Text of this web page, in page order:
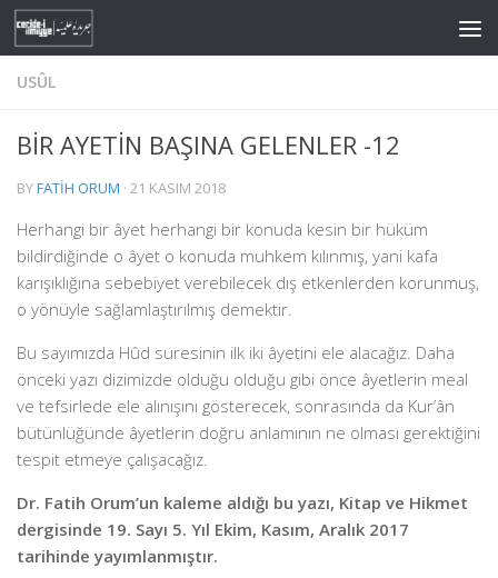
Skip to content
USÛL
BİR AYETİN BAŞINA GELENLER -12
BYFATIH ORUM · 21 KASIM 2018
Herhangi bir âyet herhangi bir konuda kesin bir hüküm
bildirdiğinde o âyet o konuda muhkem kılınmış, yani kafa
karışıklığına sebebiyet verebilecek dış etkenlerden korunmuş,
o yönüyle sağlamlaştırılmış demektir.
Bu sayımızda Hûd suresinin ilk iki âyetini ele alacağız. Daha
önceki yazı dizimizde olduğu olduğu gibi önce âyetlerin meal
ve tefsirlede ele alınışını gösterecek, sonrasında da Kur’ân
bütünlüğünde âyetlerin doğru anlamının ne olması gerektiğini
tespit etmeye çalışacağız.
Dr. Fatih Orum’un kaleme aldığı bu yazı, Kitap ve Hikmet
dergisinde 19. Sayı 5. Yıl Ekim, Kasım, Aralık 2017
tarihinde yayımlanmıştır.